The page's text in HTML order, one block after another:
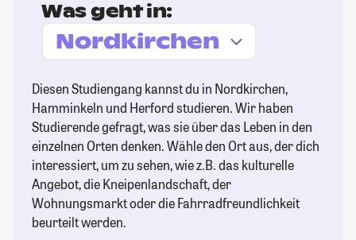
Was geht in:
Diesen Studiengang kannst du in Nordkirchen,
Hamminkeln und Herford studieren. Wir haben
Studierende gefragt, was sie über das Leben in den
einzelnen Orten denken. Wähle den Ort aus, der dich
interessiert, um zu sehen, wie z.B. das kulturelle
Angebot, die Kneipenlandschaft, der
Wohnungsmarkt oder die Fahrradfreundlichkeit
beurteilt werden.